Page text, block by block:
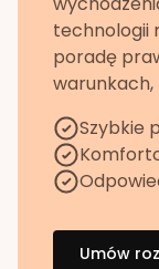
technologii
poradę
Szybkie
Umów